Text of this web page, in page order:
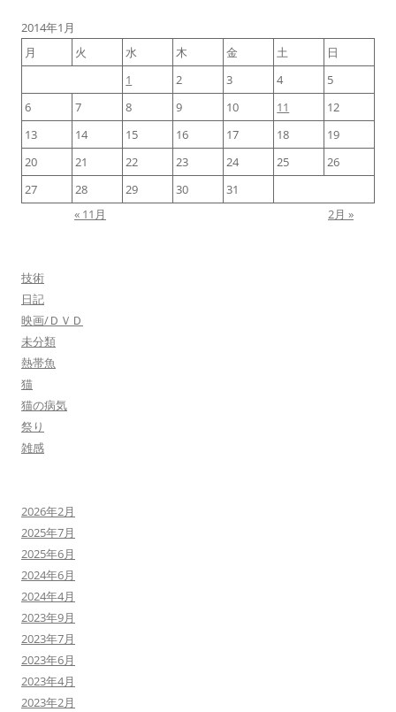
2014年1月
月
火 水 木 金 土
日
1
2 3 4
5
6
7 8 9 10 11
12
13
14 15 16 17 18
19
20
21 22 23 24 25
26
27
28 29 30
31
« 11月
2月 »
技術
日記
映画/ＤＶＤ
未分類
熱帯魚
猫
猫の病気
祭り
雑感
2026年2月
2025年7月
2025年6月
2024年6月
2024年4月
2023年9月
2023年7月
2023年6月
2023年4月
2023年2月